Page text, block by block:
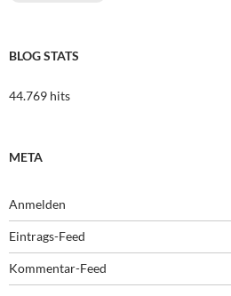
BLOG STATS
44.769 hits
META
Anmelden
Eintrags-Feed
Kommentar-Feed